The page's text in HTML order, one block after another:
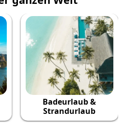
Badeurlaub &
Strandurlaub